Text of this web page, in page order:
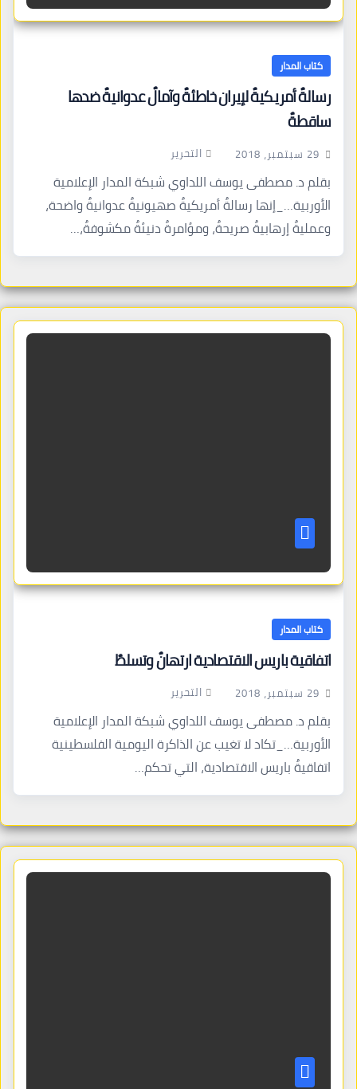
كتاب المدار
رسالةٌ أمريكيةٌ لإيران خاطئةٌ وآمالٌ عدوانيةٌ ضدها
ساقطةٌ
29 سبتمبر، 2018 التحرير
بقلم د. مصطفى يوسف اللداوي شبكة المدار الإعلامية
الأوربية…_إنها رسالةٌ أمريكيةٌ صهيونيةٌ عدوانيةٌ واضحة،
وعمليةٌ إرهابيةٌ صريحةٌ، ومؤامرةٌ دنيئةٌ مكشوفةٌ،…
كتاب المدار
اتفاقية باريس الاقتصادية ارتهانٌ وتسلطٌ
29 سبتمبر، 2018 التحرير
بقلم د. مصطفى يوسف اللداوي شبكة المدار الإعلامية
الأوربية…_تكاد لا تغيب عن الذاكرة اليومية الفلسطينية
اتفاقيةُ باريس الاقتصادية، التي تحكم…